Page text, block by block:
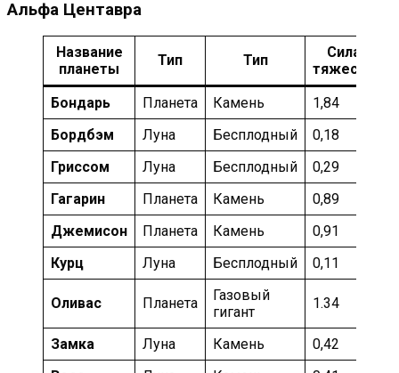
Альфа Центавра
Название
планеты
Тип Тип
Сила
тяжести
Бондарь Планета Камень 1,84
Бордбэм
Луна Бесплодный 0,18
Гриссом
Луна Бесплодный 0,29
Гагарин
Планета Камень 0,89
Джемисон
Планета Камень 0,91
Курц
Луна Бесплодный 0,11
Оливас Планета
Газовый
гигант
1.34
Замка Луна Камень 0,42